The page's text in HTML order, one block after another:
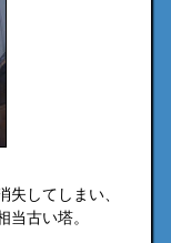
してしまい、
古い塔。